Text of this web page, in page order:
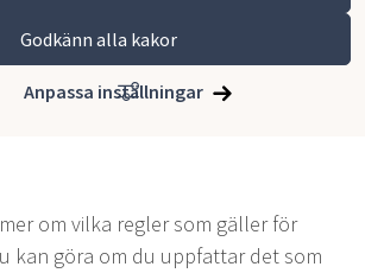
Godkänn alla kakor
Anpassa inställningar
miljö och infrastruktur
naturvård
Hälsoskydd
om vilka regler som gäller för
kan göra om du uppfattar det som